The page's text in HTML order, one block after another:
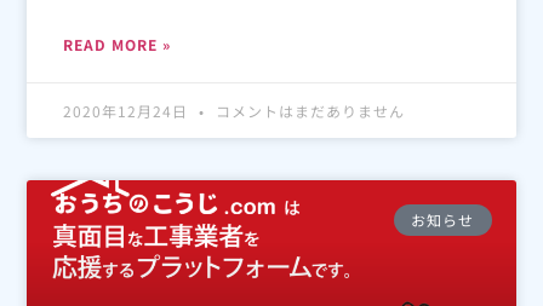
READ MORE »
2020年12月24日 コメントはまだありません
お知らせ